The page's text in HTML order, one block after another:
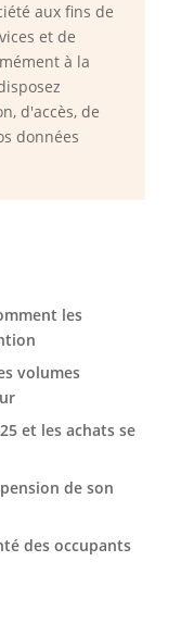
aux fins de
et de
à la
d'accès, de
données
les
volumes
et les achats se
de son
des occupants